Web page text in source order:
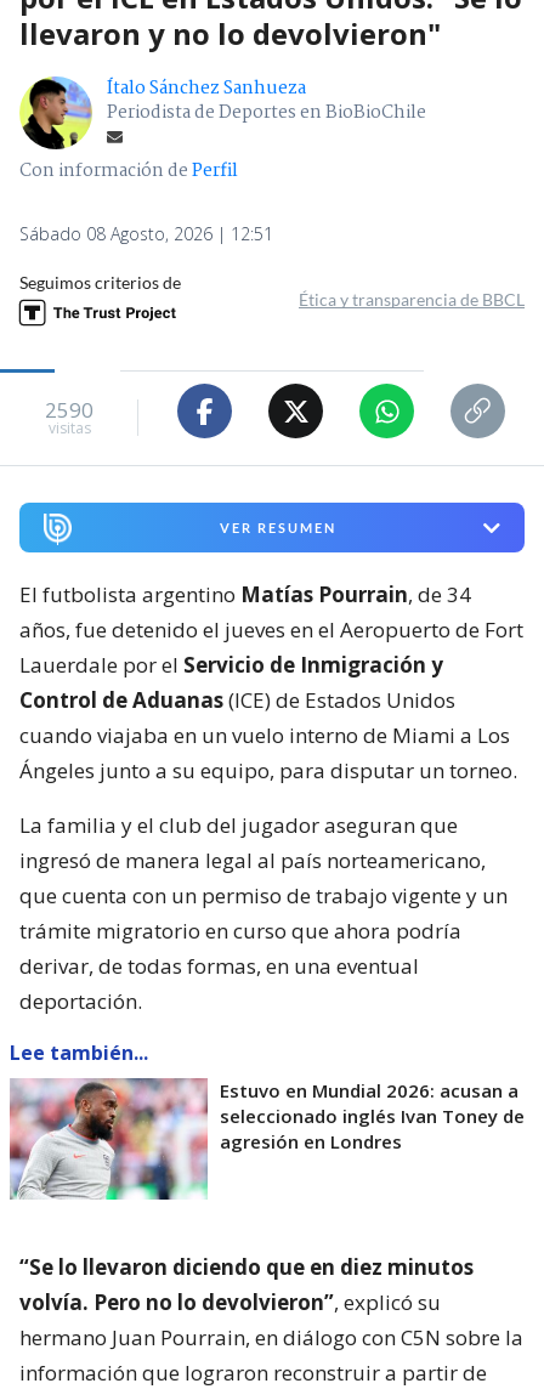
llevaron y no lo devolvieron"
Ítalo Sánchez Sanhueza
Periodista de Deportes en BioBioChile
Con información dePerfil
Sábado 08 Agosto, 2026 | 12:51
Seguimos criterios de
Ética y transparencia de BBCL
2590
visitas
VER RESUMEN
El futbolista argentino Matías Pourrain, de 34
años, fue detenido el jueves en el Aeropuerto de Fort
Lauerdale por el Servicio de Inmigración y
Control de Aduanas(ICE) de Estados Unidos
cuando viajaba en un vuelo interno de Miami a Los
Ángeles junto a su equipo, para disputar un torneo.
La familia y el club del jugador aseguran que
ingresó de manera legal al país norteamericano,
que cuenta con un permiso de trabajo vigente y un
trámite migratorio en curso que ahora podría
derivar, de todas formas, en una eventual
deportación.
Lee también...
Estuvo en Mundial 2026: acusan a
seleccionado inglés Ivan Toney de
agresión en Londres
“Se lo llevaron diciendo que en diez minutos
volvía. Pero no lo devolvieron”, explicó su
hermano Juan Pourrain, en diálogo con C5N sobre la
información que lograron reconstruir a partir de